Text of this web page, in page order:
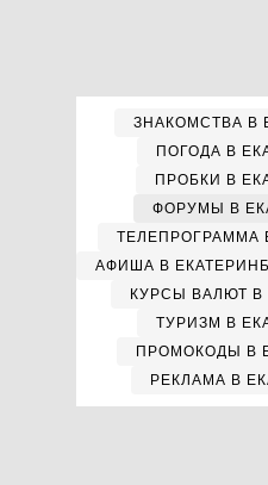
ЗНАКОМСТВА В
ПОГОДА В
ПРОБКИ В
ФОРУМЫ В
ТЕЛЕПРОГРАММА
АФИША В
КУРСЫ ВАЛЮТ В
ТУРИЗМ В
ПРОМОКОДЫ В
РЕКЛАМА В